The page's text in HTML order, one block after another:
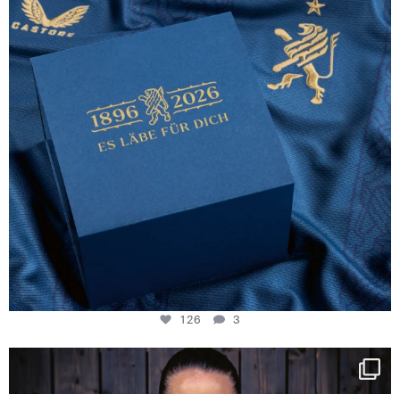
126 3
NIE USENAND GAH
Some anniversaries